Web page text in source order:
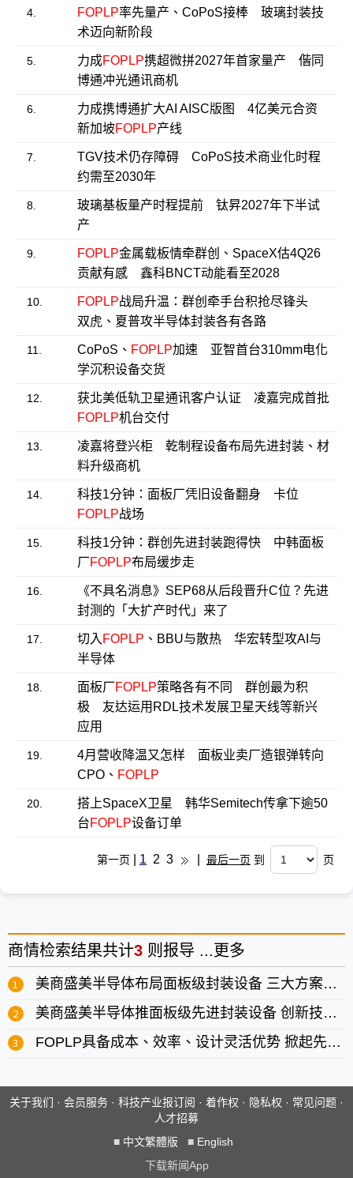
4. FOPLP率先量产、CoPoS接棒 玻璃封装技
术迈向新阶段
5. 力成FOPLP携超微拼2027年首家量产 偕同
博通冲光通讯商机
6.
力成携博通扩大AI AISC版图 4亿美元合资
新加坡FOPLP产线
7.
TGV技术仍存障碍 CoPoS技术商业化时程
约需至2030年
8.
玻璃基板量产时程提前 钛昇2027年下半试
产
9. FOPLP金属载板情牵群创、SpaceX估4Q26
贡献有感 鑫科BNCT动能看至2028
10. FOPLP战局升温：群创牵手台积抢尽锋头
双虎、夏普攻半导体封装各有各路
11. CoPoS、 FOPLP加速 亚智首台310mm电化
学沉积设备交货
12.
获北美低轨卫星通讯客户认证 凌嘉完成首批
FOPLP机台交付
13.
凌嘉将登兴柜 乾制程设备布局先进封装、材
料升级商机
14.
科技1分钟：面板厂凭旧设备翻身 卡位
FOPLP战场
15.
科技1分钟：群创先进封装跑得快 中韩面板
厂FOPLP布局缓步走
16.
《不具名消息》SEP68从后段晋升C位？先进
封测的「大扩产时代」来了
17. 切入 FOPLP 、BBU与散热 华宏转型攻AI与
半导体
18. 面板厂FOPLP策略各有不同 群创最为积
极 友达运用RDL技术发展卫星天线等新兴
应用
19.
4月营收降温又怎样 面板业卖厂造银弹转向
CPO、 FOPLP
20.
搭上SpaceX卫星 韩华Semitech传拿下逾50
台FOPLP设备订单
第一页 1 2 3 最后一页 到 页
商情检索结果共计3 则报导 ... 更多
美商盛美半导体布局面板级封装设备 三大方案助攻FOPLP量产
美商盛美半导体推面板级先进封装设备 创新技术成半导体展关注焦点
FOPLP具备成本、效率、设计灵活优势 掀起先进封装新革命
关于我们 · 会员服务 · 科技产业报订阅 · 着作权 · 隐私权 · 常见问题 ·
人才招募
■ 中文繁體版 ■ English
下载新闻App